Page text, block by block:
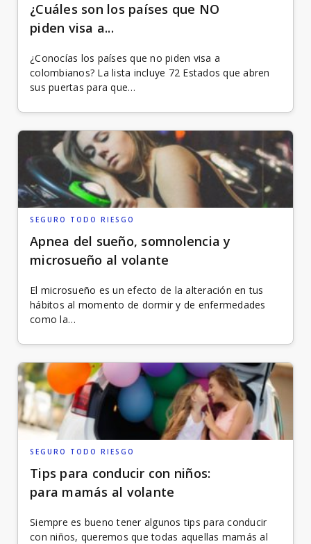
¿Cuáles son los países que NO
piden visa a...
¿Conocías los países que no piden visa a
colombianos? La lista incluye 72 Estados que abren
sus puertas para que…
SEGURO TODO RIESGO
Apnea del sueño, somnolencia y
microsueño al volante
El microsueño es un efecto de la alteración en tus
hábitos al momento de dormir y de enfermedades
como la…
SEGURO TODO RIESGO
Tips para conducir con niños:
para mamás al volante
Siempre es bueno tener algunos tips para conducir
con niños, queremos que todas aquellas mamás al